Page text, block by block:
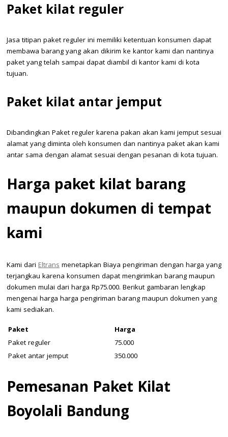
Paket kilat reguler
Jasa titipan paket reguler ini memiliki ketentuan konsumen dapat
membawa barang yang akan dikirim ke kantor kami dan nantinya
paket yang telah sampai dapat diambil di kantor kami di kota
tujuan.
Paket kilat antar jemput
Dibandingkan Paket reguler karena pakan akan kami jemput sesuai
alamat yang diminta oleh konsumen dan nantinya paket akan kami
antar sama dengan alamat sesuai dengan pesanan di kota tujuan.
Harga paket kilat barang
maupun dokumen di tempat
kami
Kami dari Eltransmenetapkan Biaya pengiriman dengan harga yang
terjangkau karena konsumen dapat mengirimkan barang maupun
dokumen mulai dari harga Rp75.000. Berikut gambaran lengkap
mengenai harga harga pengiriman barang maupun dokumen yang
kami sediakan.
Paket
Harga
Paket reguler
75.000
Paket antar jemput
350.000
Pemesanan Paket Kilat
Boyolali Bandung